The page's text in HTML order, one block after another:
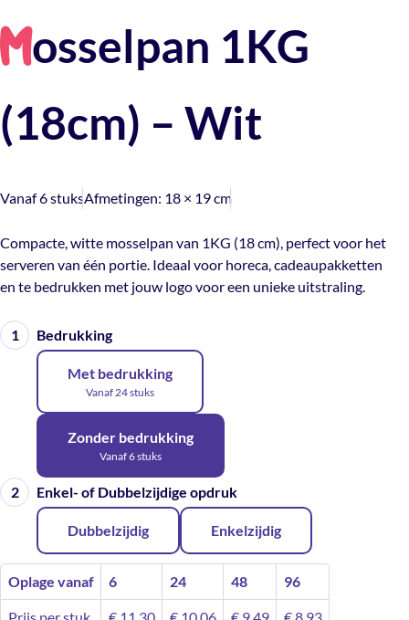
Mosselpan 1KG
(18cm) – Wit
Vanaf 6 stuksAfmetingen: 18 × 19 cm
Compacte, witte mosselpan van 1KG (18 cm), perfect voor het
serveren van één portie. Ideaal voor horeca, cadeaupakketten
en te bedrukken met jouw logo voor een unieke uitstraling.
Bedrukking
Met bedrukking
Vanaf 24 stuks
Zonder bedrukking
Vanaf 6 stuks
Enkel- of Dubbelzijdige opdruk
Dubbelzijdig Enkelzijdig
Oplage vanaf 6 24 48 96